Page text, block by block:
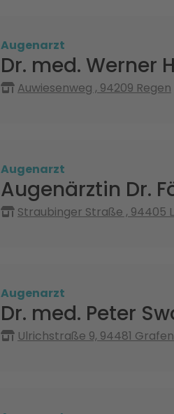
Augenarzt
Dr. med. Werner
Auwiesenweg , 94209 Regen
Augenarzt
Augenärztin Dr.
Straubinger Straße , 94405
Augenarzt
Dr. med. Peter
Ulrichstraße 9, 94481